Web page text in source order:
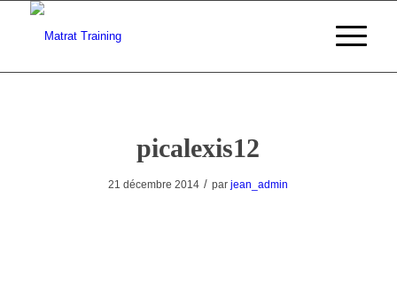
picalexis12
21 décembre 2014 / parjean_admin